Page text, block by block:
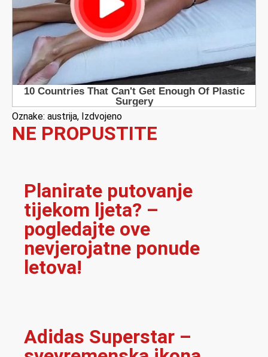
Oznake: austrija, Izdvojeno
NE PROPUSTITE
Planirate putovanje
tijekom ljeta? –
pogledajte ove
nevjerojatne ponude
letova!
Adidas Superstar –